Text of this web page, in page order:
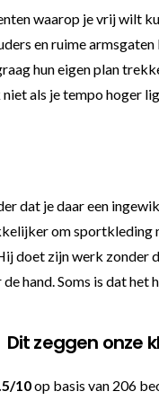
waarop je vrij wilt
en ruime
hun eigen plan
als je tempo hoger
dat je daar een
om
doet zijn werk
hand. Soms is dat het
Dit zeggen onze
10op basis van 206